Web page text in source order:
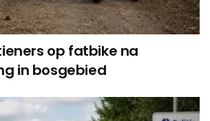
op fatbike na
in bosgebied